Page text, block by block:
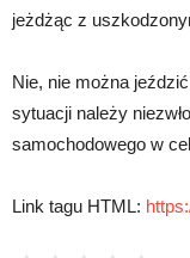
jeżdżąc z
Nie, nie można
sytuacji należy
samochodowego w
Link tagu HTML: